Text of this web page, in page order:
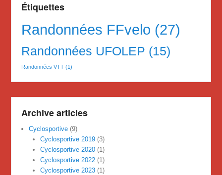
Étiquettes
Randonnées FFvelo (27)
Randonnées UFOLEP (15)
Randonnées VTT (1)
Archive articles
Cyclosportive (9)
Cyclosportive 2019(3)
Cyclosportive 2020(1)
Cyclosportive 2022(1)
Cyclosportive 2023(1)